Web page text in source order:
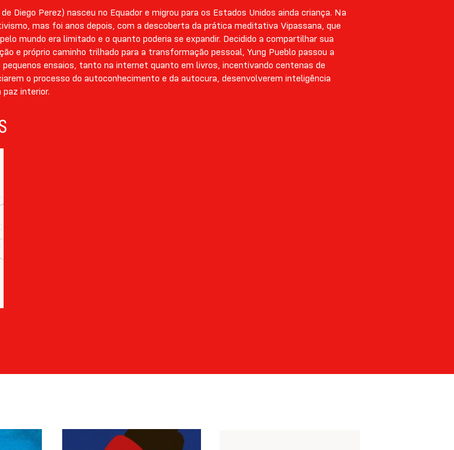
quem realmente somos.
Diego Perez) nasceu no Equador e migrou para os Estados Unidos ainda criança. Na
mas foi anos depois, com a descoberta da prática meditativa Vipassana, que
mundo era limitado e o quanto poderia se expandir. Decidido a compartilhar sua
e próprio caminho trilhado para a transformação pessoal, Yung Pueblo passou a
ensaios, tanto na internet quanto em livros, incentivando centenas de
o processo do autoconhecimento e da autocura, desenvolverem inteligência
interior.